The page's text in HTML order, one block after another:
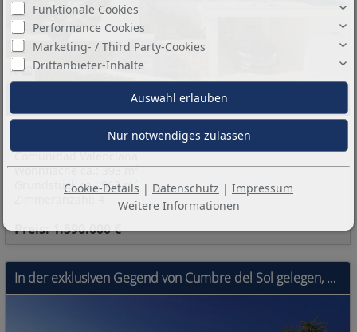
10
Comunidad Valenciana
Preis: 1.590.000 €
Wohnfläche ca.: 393 m²
Grundstück ca.: 963 m²
Zimmeranzahl: 4
In der exklusiven Gegend von Cumbre del Sol gelegen, bietet diese Villa eine privilegierte Umgebung mit Meerblick. Die Immobilie befindet sich nur 1
Funktionale Cookies
Performance Cookies
Marketing- / Third Party-Cookies
Drittanbieter-Inhalte
Cookie-Details | Datenschutz | Impressum
Weitere Informationen